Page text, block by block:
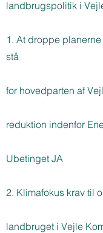
landbrugspolitik i
1. At droppe
stå
for hovedparten af
reduktion indenfor
Ubetinget JA
2. Klimafokus krav til
landbruget i Vejle